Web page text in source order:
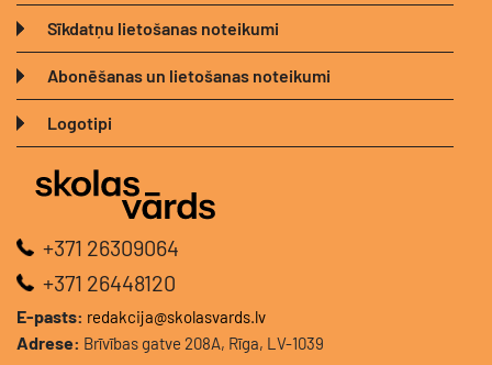
Sīkdatņu lietošanas noteikumi
Abonēšanas un lietošanas noteikumi
Logotipi
+371 26309064
+371 26448120
E-pasts: redakcija@skolasvards.lv
Adrese: Brīvības gatve 208A, Rīga, LV-1039